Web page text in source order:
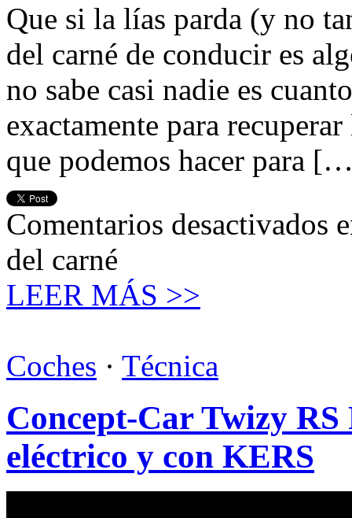
Que si la lías parda (y no
del carné de conducir es
no sabe casi nadie es
exactamente para
que podemos hacer para
Comentarios desactivados
del carné
LEER MÁS >>
Coches · Técnica
Concept-Car Twizy
eléctrico y con KERS